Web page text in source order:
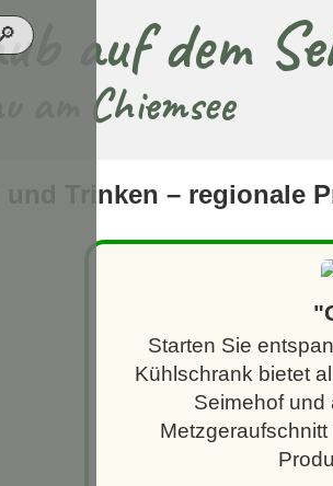
auf dem
am Chiemsee
und Trinken – regionale
Starten Sie
Kühlschrank bietet
Seimehof und